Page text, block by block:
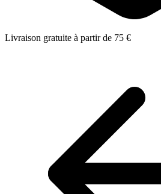
Livraison gratuite à partir de 75 €